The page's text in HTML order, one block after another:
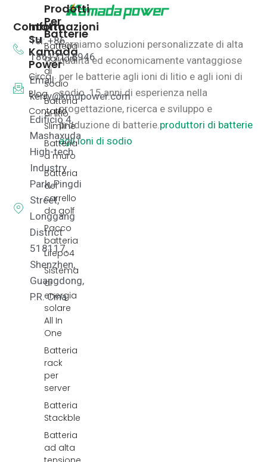
Forniamo soluzioni personalizzate di alta
qualità ed economicamente vantaggiose
per le batterie agli ioni di litio e agli ioni di
sodio.15 anni di esperienza nella
progettazione, ricerca e sviluppo e
produzione di batterie.produttori di batterie
agli ioni di sodio
Prodotti
Per
Batterie
Batteria
agli ioni
di
sodio
Batteria
al litio
Slimline
Batteria
a muro
Batteria
del
carrello
da golf
Pacco
batteria
Lifepo4
Sistema
di
energia
solare
All In
One
Batteria
rack
per
server
Batteria
Stackble
Batteria
ad alta
Informazioni
Su
Kamada
Power
Circa
Blog
Contatto
Contatto
Tel: +86
18617118946
Email:
kerry@kmdpower.com
Edificio 4,
Mashaxuda
High-tech
Industry
Park, Pingdi
Street,
Longgang
District
518117,
Shenzhen,
Guangdong,
P.R. Cina.